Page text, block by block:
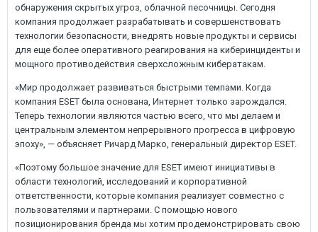
обнаружения скрытых угроз, облачной песочницы. Сегодня
компания продолжает разрабатывать и совершенствовать
технологии безопасности, внедрять новые продукты и сервисы
для еще более оперативного реагирования на киберинциденты и
мощного противодействия сверхсложным кибератакам.
«Мир продолжает развиваться быстрыми темпами. Когда
компания ESET была основана, Интернет только зарождался.
Теперь технологии являются частью всего, что мы делаем и
центральным элементом непрерывного прогресса в цифровую
эпоху», — объясняет Ричард Марко, генеральный директор ESET.
«Поэтому большое значение для ESET имеют инициативы в
области технологий, исследований и корпоративной
ответственности, которые компания реализует совместно с
пользователями и партнерами. С помощью нового
позиционирования бренда мы хотим продемонстрировать свою